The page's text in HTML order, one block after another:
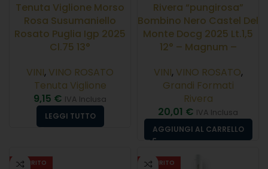
Tenuta Viglione Morso
Rosa Susumaniello
Rosato Puglia Igp 2025
Cl.75 13°
VINI, VINO ROSATO
Tenuta Viglione
9,15 € IVA Inclusa
LEGGI TUTTO
Rivera “pungirosa”
Bombino Nero Castel Del
Monte Docg 2025 Lt.1,5
12° – Magnum –
VINI, VINO ROSATO,
Grandi Formati
Rivera
20,01 € IVA Inclusa
AGGIUNGI AL CARRELLO
ESAURITO ESAURITO